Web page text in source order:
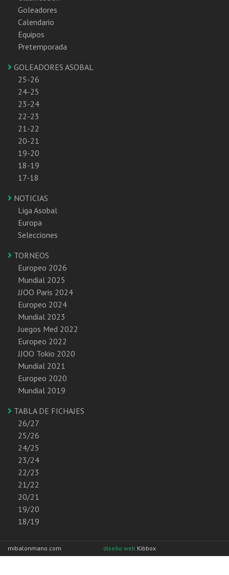
Goleadores
Calendario
Equipos
Pretemporada
GOLEADORES ASOBAL
25-26
24-25
23-24
22-23
21-22
20-21
19-20
18-19
17-18
NOTICIAS
Liga Asobal
Europa
Selecciones
TORNEOS
Europeo 2026
Mundial 2025
JJOO Paris 2024
Europeo 2024
Mundial 2023
Juegos Med 2022
Europeo 2022
JJOO Tokio 2020
Mundial 2021
Europeo 2020
Mundial 2019
TABLA DE FICHAJES
26/27
25/26
24/25
23/24
22/23
21/22
20/21
19/20
18/19
mibalonmano.com diseño web Kibbox